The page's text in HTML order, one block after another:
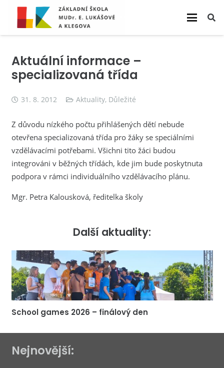
Aktuální informace –
specializovaná třída
31. 8. 2012 Aktuality, Důležité
Z důvodu nízkého počtu přihlášených dětí nebude
otevřena specializovaná třída pro žáky se speciálními
vzdělávacími potřebami. Všichni tito žáci budou
integrováni v běžných třídách, kde jim bude poskytnuta
podpora v rámci individuálního vzdělávacího plánu.
Mgr. Petra Kalousková, ředitelka školy
Další aktuality:
School games 2026 – finálový den
Nejnovější: